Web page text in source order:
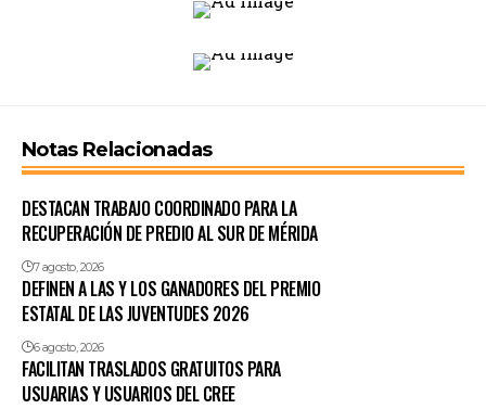
Notas Relacionadas
DESTACAN TRABAJO COORDINADO PARA LA
RECUPERACIÓN DE PREDIO AL SUR DE MÉRIDA
7 agosto, 2026
DEFINEN A LAS Y LOS GANADORES DEL PREMIO
ESTATAL DE LAS JUVENTUDES 2026
6 agosto, 2026
FACILITAN TRASLADOS GRATUITOS PARA
USUARIAS Y USUARIOS DEL CREE